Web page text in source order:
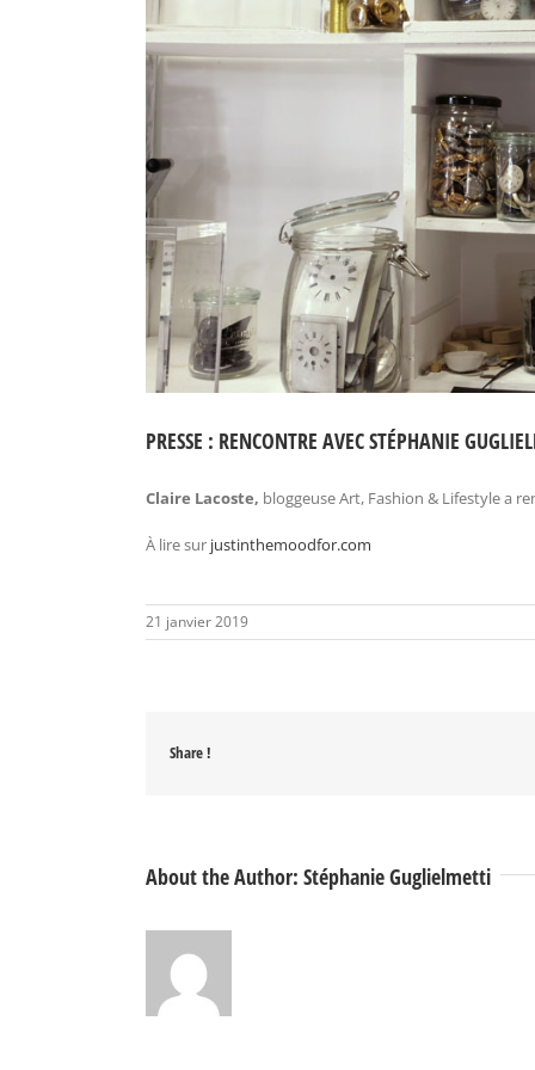
PRESSE : RENCONTRE AVEC STÉPHANIE
Claire Lacoste, bloggeuse Art, Fashion & Lifestyle a
À lire sur justinthemoodfor.com
21 janvier 2019
Share !
About the Author: Stéphanie Guglielmetti